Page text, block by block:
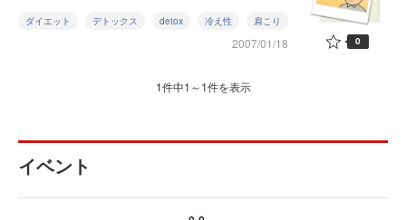
ダイエット デトックス detox 冷え性 肩こり
2007/01/18 0
1件中1～1件を表示
イベント